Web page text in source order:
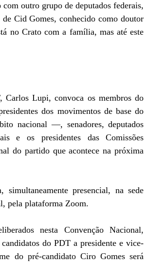
outro grupo de deputados federais,
Cid Gomes, conhecido como doutor
no Crato com a família, mas até este
Carlos Lupi, convoca os membros do
dos movimentos de base do
nacional —, senadores, deputados
e os presidentes das Comissões
do partido que acontece na próxima
presencial, na sede
pela plataforma Zoom.
nesta Convenção Nacional,
do PDT a presidente e vice-
do pré-candidato Ciro Gomes será